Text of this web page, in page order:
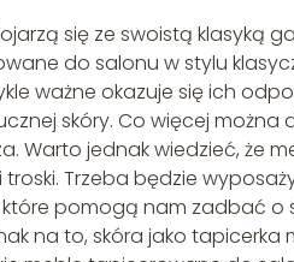
się ze swoistą klasyką
do salonu w stylu
ważne okazuje się ich
skóry. Co więcej
Warto jednak wiedzieć, że
Trzeba będzie
pomogą nam zadbać o
na to, skóra jako